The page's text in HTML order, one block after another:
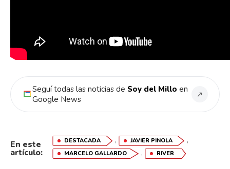
Seguí todas las noticias de Soy del Millo en
Google News
↗
En este
artículo:
DESTACADA , JAVIER PINOLA ,
MARCELO GALLARDO , RIVER